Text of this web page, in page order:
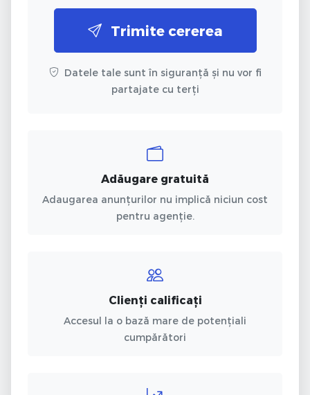
Trimite cererea
Datele tale sunt în siguranță și nu vor fi
partajate cu terți
Adăugare gratuită
Adaugarea anunțurilor nu implică niciun cost
pentru agenție.
Clienți calificați
Accesul la o bază mare de potențiali
cumpărători